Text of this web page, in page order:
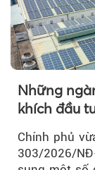
Những
khích đầu
Chính phủ
303/2026/